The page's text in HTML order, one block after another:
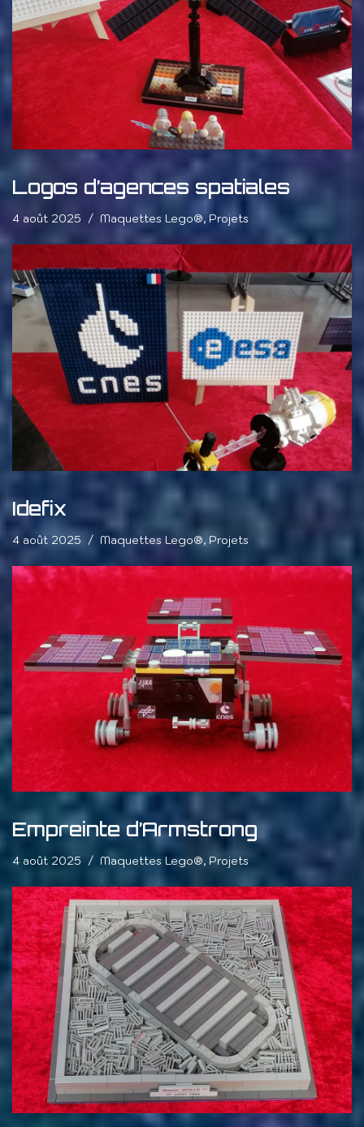
Logos d’agences spatiales
4 août 2025 Maquettes Lego®,Projets
Idefix
4 août 2025 Maquettes Lego®, Projets
Empreinte d’Armstrong
4 août 2025 Maquettes Lego®, Projets